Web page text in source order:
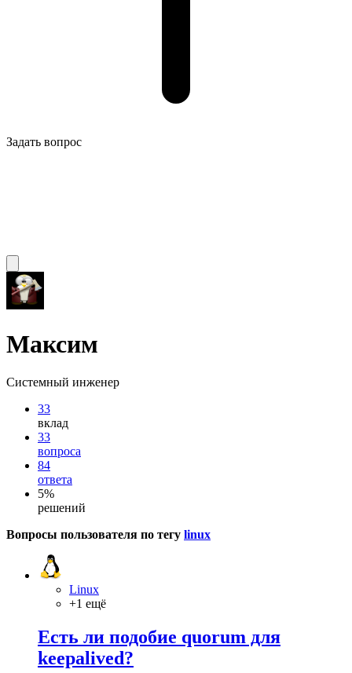
Задать вопрос
Максим
Системный инженер
33
вклад
33
вопроса
84
ответа
5%
решений
Вопросы пользователя по тегу linux
Linux
+1 ещё
Есть ли подобие quorum для
keepalived?